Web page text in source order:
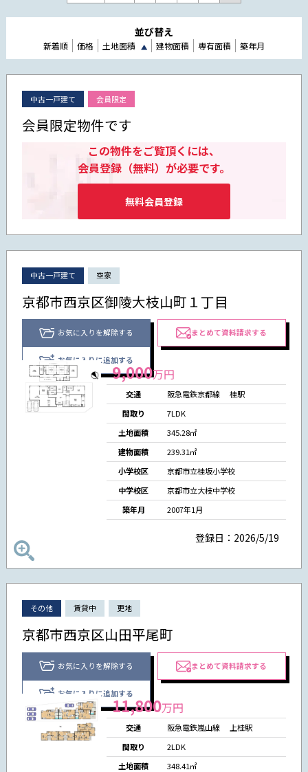
並び替え
新着順 価格 土地面積 建物面積 専有面積 築年月
中古一戸建て 会員限定
会員限定物件です
この物件をご覧頂くには、
会員登録（無料）が必要です。
無料会員登録
中古一戸建て 空家
京都市西京区御陵大枝山町１丁目
お気に入りを解除する
お気に入りに追加する
まとめて資料請求する
9,000万円
交通 阪急電鉄京都線桂駅
間取り
7LDK
土地面積
345.28㎡
建物面積
239.31㎡
小学校区
京都市立桂坂小学校
中学校区
京都市立大枝中学校
築年月
2007年1月
登録日：2026/5/19
その他 賃貸中 更地
京都市西京区山田平尾町
お気に入りを解除する
お気に入りに追加する
まとめて資料請求する
11,800万円
交通 阪急電鉄嵐山線
上桂駅
間取り
2LDK
土地面積
348.41㎡